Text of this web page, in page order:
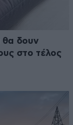
θα δουν
στο τέλος